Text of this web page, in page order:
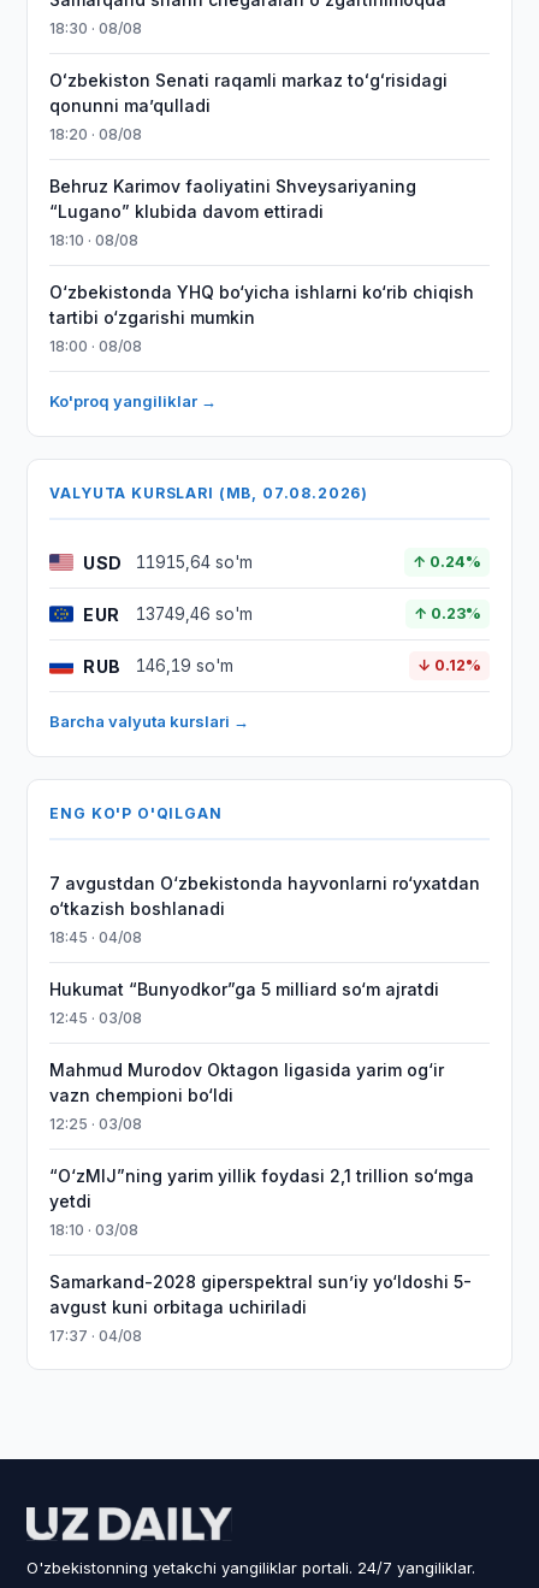
18:30 · 08/08
Oʻzbekiston Senati raqamli markaz toʻgʻrisidagi
qonunni maʼqulladi
18:20 · 08/08
Behruz Karimov faoliyatini Shveysariyaning
“Lugano” klubida davom ettiradi
18:10 · 08/08
O‘zbekistonda YHQ bo‘yicha ishlarni ko‘rib chiqish
tartibi o‘zgarishi mumkin
18:00 · 08/08
Ko'proq yangiliklar →
VALYUTA KURSLARI (MB, 07.08.2026)
USD 11915,64 so'm ↑ 0.24%
EUR 13749,46 so'm ↑ 0.23%
RUB 146,19 so'm ↓ 0.12%
Barcha valyuta kurslari →
ENG KO'P O'QILGAN
7 avgustdan O‘zbekistonda hayvonlarni ro‘yxatdan
o‘tkazish boshlanadi
18:45 · 04/08
Hukumat “Bunyodkor”ga 5 milliard so‘m ajratdi
12:45 · 03/08
Mahmud Murodov Oktagon ligasida yarim og‘ir
vazn chempioni bo‘ldi
12:25 · 03/08
“O‘zMIJ”ning yarim yillik foydasi 2,1 trillion so‘mga
yetdi
18:10 · 03/08
Samarkand-2028 giperspektral sun’iy yo‘ldoshi 5-
avgust kuni orbitaga uchiriladi
17:37 · 04/08
O'zbekistonning yetakchi yangiliklar portali. 24/7 yangiliklar.